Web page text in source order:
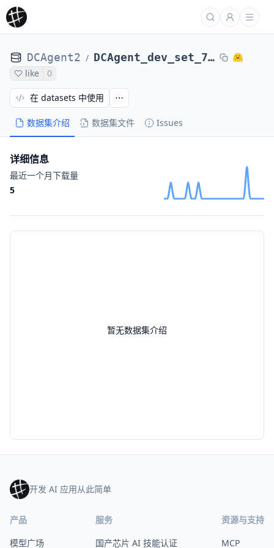
DCAgent2 / DCAgent_dev_set_71_tasks_DCAgent_r2egymGPT5CodexPassed-nl2bash-bugsseq_Qwen3-8B7bd14274
like 0
数据集介绍 数据集文件 Issues
在 datasets 中使用
暂无数据集介绍
详细信息
最近一个月下载量
5
开发 AI 应用从此简单
产品
模型广场
服务
国产芯片 AI 技能认证
资源与支持
MCP